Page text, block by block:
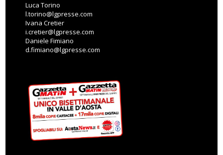
Luca Torino
l.torino@lgpresse.com
Ivana Cretier
i.cretier@lgpresse.com
Daniele Fimiano
d.fimiano@lgpresse.com